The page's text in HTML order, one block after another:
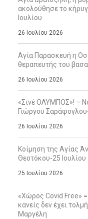
ακολούθησε το
Ιουλίου
26 Ιουλίου 2026
Αγία Παρασκευή η
θεραπευτής του
26 Ιουλίου 2026
«Σινέ ΟΛΥΜΠΟΣ»! –
Γιώργου
26 Ιουλίου 2026
Κοίμηση της Αγίας
Θεοτόκου-25 Ιουλίου
25 Ιουλίου 2026
«Χώρος Covid Free»
κανείς δεν έχει
Μαργέλη